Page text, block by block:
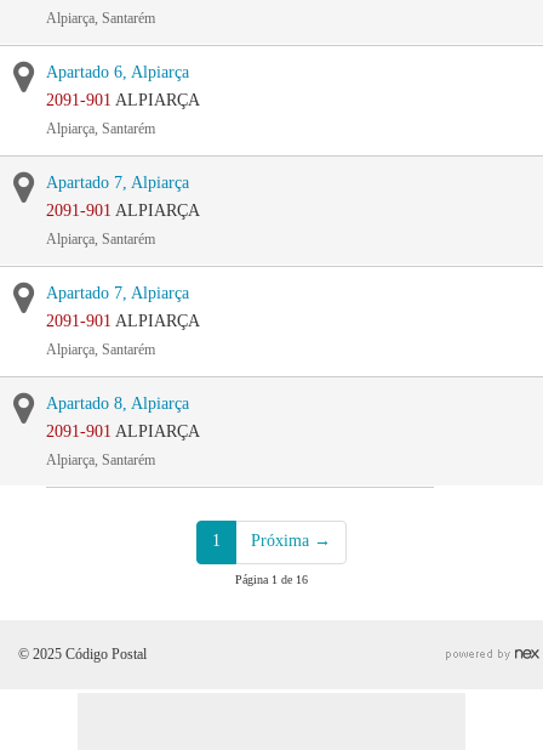
Alpiarça, Santarém
Apartado 6, Alpiarça
2091-901 ALPIARÇA
Alpiarça, Santarém
Apartado 7, Alpiarça
2091-901 ALPIARÇA
Alpiarça, Santarém
Apartado 7, Alpiarça
2091-901 ALPIARÇA
Alpiarça, Santarém
Apartado 8, Alpiarça
2091-901 ALPIARÇA
Alpiarça, Santarém
1 Próxima →
Página 1 de 16
© 2025 Código Postal